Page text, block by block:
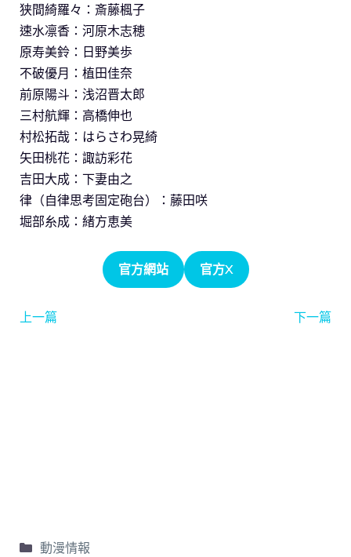
狭間綺羅々：斎藤楓子
速水凛香：河原木志穂
原寿美鈴：日野美歩
不破優月：植田佳奈
前原陽斗：浅沼晋太郎
三村航輝：高橋伸也
村松拓哉：はらさわ晃綺
矢田桃花：諏訪彩花
吉田大成：下妻由之
律（自律思考固定砲台）：藤田咲
堀部糸成：緒方恵美
官方網站 官方X
上一篇 下一篇
動漫情報